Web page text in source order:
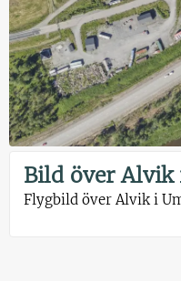
Bild över Alvik
Flygbild över Alvik i